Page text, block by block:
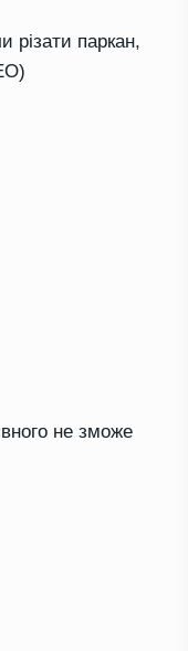
різати паркан,
не зможе